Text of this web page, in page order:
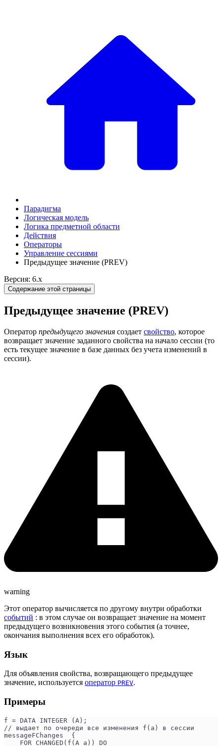
Парадигма
Логическая модель
Логика предметной области
Действия
Оператоpы
Управление сессиями
Предыдущее значение (PREV)
Версия: 6.x
Содержание этой страницы
Предыдущее значение (PREV)
Оператор предыдущего значения создает свойство, которое
возвращает значение заданного свойства на начало сессии (то
есть текущее значение в базе данных без учета изменений в
сессии).
warning
Этот оператор вычисляется по другому внутри обработки
событий : в этом случае он возвращает значение на момент
предыдущего возникновения этого события (а точнее,
окончания выполнения всех его обработок).
Язык
Для объявления свойства, возвращающего предыдущее
значение, используется оператор PREV.
Примеры
f = DATA INTEGER (A);
// выдает по очереди все изменения f(a) в сессии
messageFChanges  {
    FOR CHANGED(f(A a)) DO